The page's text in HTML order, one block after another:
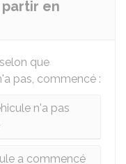
en
que
pas, commencé :
n'a pas
a commencé